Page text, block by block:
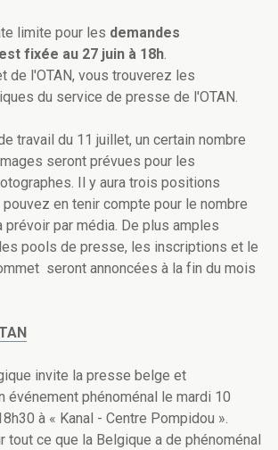
limite pour les demandes
fixée au 27 juin à 18h.
de l'OTAN, vous trouverez les
du service de presse de l'OTAN.
travail du 11 juillet, un certain nombre
seront prévues pour les
Il y aura trois positions
en tenir compte pour le nombre
prévoir par média. De plus amples
pools de presse, les inscriptions et le
seront annoncées à la fin du mois
invite la presse belge et
événement phénoménal le mardi 10
à « Kanal - Centre Pompidou ».
tout ce que la Belgique a de phénoménal